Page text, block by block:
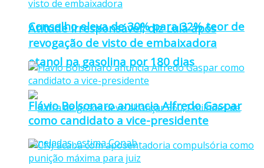
Conselho eleva de 30% para 32% teor de
etanol na gasolina por 180 dias
Atitude irresponsável, diz Lula após
revogação de visto de embaixadora
Flávio Bolsonaro anuncia Alfredo Gaspar
como candidato a vice-presidente